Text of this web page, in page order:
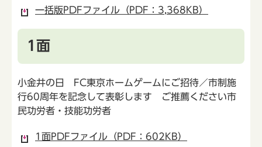
一括版PDFファイル（PDF：3,368KB）
1面
小金井の日 FC東京ホームゲームにご招待／市制施
行60周年を記念して表彰します ご推薦ください市
民功労者・技能功労者
1面PDFファイル（PDF：602KB）